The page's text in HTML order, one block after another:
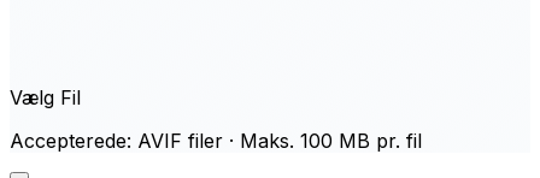
Vælg Fil
Accepterede: AVIF filer · Maks. 100 MB pr. fil